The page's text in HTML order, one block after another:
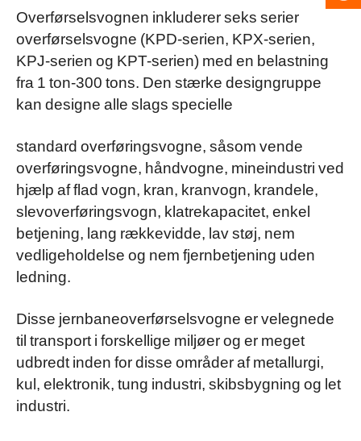
Overførselsvognen inkluderer seks serier
overførselsvogne (KPD-serien, KPX-serien,
KPJ-serien og KPT-serien) med en belastning
fra 1 ton-300 tons. Den stærke designgruppe
kan designe alle slags specielle
standard overføringsvogne, såsom vende
overføringsvogne, håndvogne, mineindustri ved
hjælp af flad vogn, kran, kranvogn, krandele,
slevoverføringsvogn, klatrekapacitet, enkel
betjening, lang rækkevidde, lav støj, nem
vedligeholdelse og nem fjernbetjening uden
ledning.
Disse jernbaneoverførselsvogne er velegnede
til transport i forskellige miljøer og er meget
udbredt inden for disse områder af metallurgi,
kul, elektronik, tung industri, skibsbygning og let
industri.